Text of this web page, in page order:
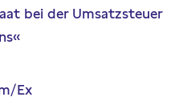
bei der Umsatzsteuer
Ex